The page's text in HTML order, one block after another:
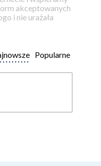
akceptowanych
i nie urażała
Popularne